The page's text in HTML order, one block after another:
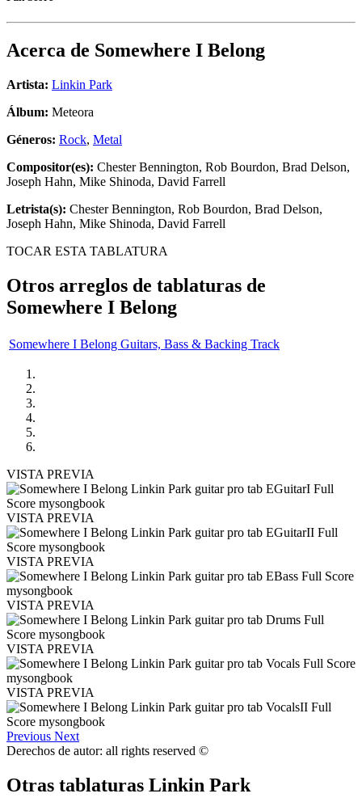
Acerca de Somewhere I Belong
Artista: Linkin Park
Álbum: Meteora
Géneros: Rock, Metal
Compositor(es): Chester Bennington, Rob Bourdon, Brad Delson,
Joseph Hahn, Mike Shinoda, David Farrell
Letrista(s): Chester Bennington, Rob Bourdon, Brad Delson,
Joseph Hahn, Mike Shinoda, David Farrell
TOCAR ESTA TABLATURA
Otros arreglos de tablaturas de
Somewhere I Belong
Somewhere I Belong Guitars, Bass & Backing Track
VISTA PREVIA
VISTA PREVIA
VISTA PREVIA
VISTA PREVIA
VISTA PREVIA
VISTA PREVIA
Previous Next
Derechos de autor: all rights reserved ©
Otras tablaturas Linkin Park